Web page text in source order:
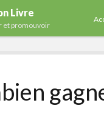
Livre
et promouvoir